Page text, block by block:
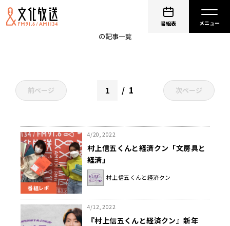
番組表
の記事一覧
前ページ 1 次ページ
番組レポ
4/20, 2022
村上信五くんと経済クン「文房具と
経済」
村上信五くんと経済クン
4/12, 2022
『村上信五くんと経済クン』新年